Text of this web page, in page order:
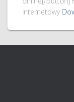
internetowy